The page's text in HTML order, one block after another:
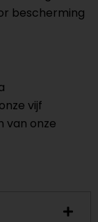
bescherming
vijf
van onze